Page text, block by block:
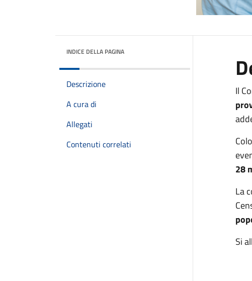
INDICE DELLA PAGINA
Descrizione
A cura di
Allegati
Contenuti correlati
Il
28
La
Si